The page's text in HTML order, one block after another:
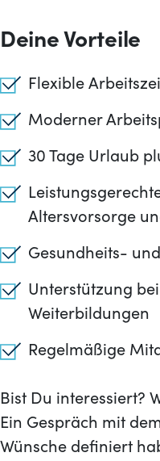
Deine Vorteile
Flexible
Moderner
30 Tage Urlaub
Altersvorsorge
Gesundheits-
Unterstützung
Weiterbildungen
Regelmäßige
Bist Du interessiert?
Ein Gespräch mit
Wünsche definiert